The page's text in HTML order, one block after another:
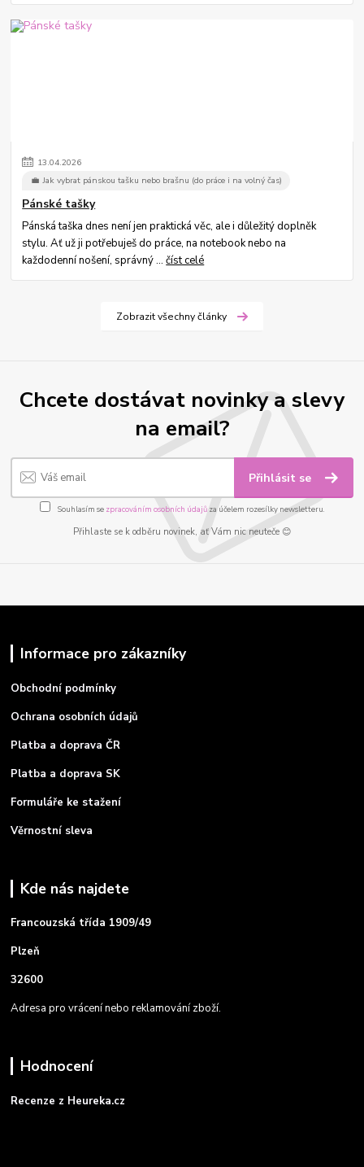
13.04.2026
💼 Jak vybrat pánskou tašku nebo brašnu (do práce i na volný čas)
Pánské tašky
Pánská taška dnes není jen praktická věc, ale i důležitý doplněk
stylu. Ať už ji potřebuješ do práce, na notebook nebo na
každodenní nošení, správný ...číst celé
Zobrazit všechny články
Chcete dostávat novinky a slevy
na email?
Přihlásit se
Souhlasím se zpracováním osobních údajůza účelem rozesílky newsletteru.
Přihlaste se k odběru novinek, ať Vám nic neuteče 😊
Informace pro zákazníky
Obchodní podmínky
Ochrana osobních údajů
Platba a doprava ČR
Platba a doprava SK
Formuláře ke stažení
Věrnostní sleva
Kde nás najdete
Francouzská třída 1909/49
Plzeň
32600
Adresa pro vrácení nebo reklamování zboží.
Hodnocení
Recenze z Heureka.cz